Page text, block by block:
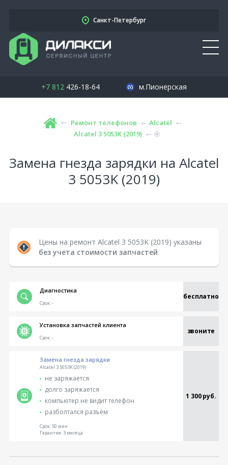
Санкт-Петербург
+7 812426-18-64 м.Пионерская
Ремонт телефонов
Alcatel
Alcatel 3 5053K (2019)
Замена гнезда зарядки на Alcatel
3 5053K (2019)
Цены на ремонт Alcatel 3 5053K (2019) указаны
без учета стоимости запчастей
Диагностика
бесплатно
Срок:-
Установка запчастей клиента
звоните
Срок:-
Замена гнезда зарядки
Alcatel 3 5053K (2019)
не заряжается
долго заряжается
компьютер не видит телефон
разболтался разъём
1 300 руб.
Срок:50 мин
Гарантия:3 месяца